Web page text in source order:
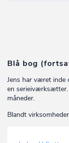
Blå bog
Jens har været inde
en serieiværksætter.
måneder.
Blandt